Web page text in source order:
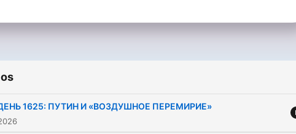
1625: ПУТИН И «ВОЗДУШНОЕ ПЕРЕМИРИЕ»